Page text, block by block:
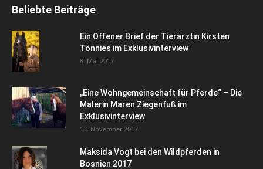
Beliebte Beiträge
Ein Offener Brief der Tierärztin Kirsten
Tönnies im Exklusivinterview
8. Mai 2017
„Eine Wohngemeinschaft für Pferde“ – Die
Malerin Maren Ziegenfuß im
Exklusivinterview
13. November 2017
Maksida Vogt bei den Wildpferden in
Bosnien 2017